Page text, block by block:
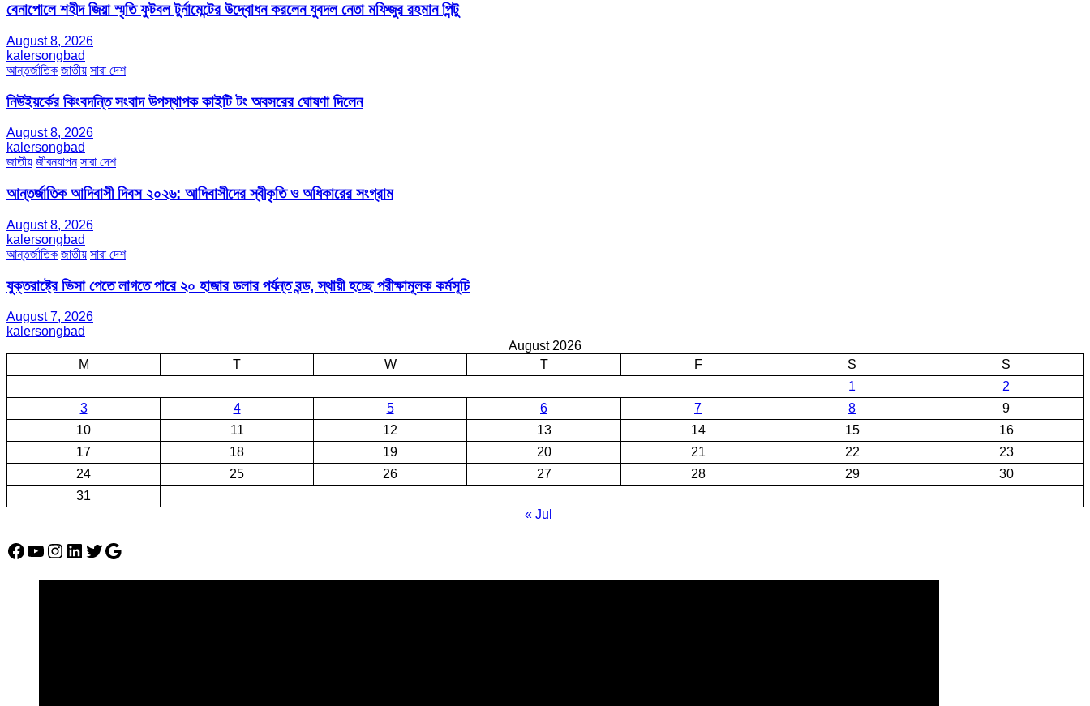
বেনাপোলে শহীদ জিয়া স্মৃতি ফুটবল টুর্নামেন্টের উদ্বোধন করলেন যুবদল নেতা মফিজুর রহমান পিন্টু
August 8, 2026
kalersongbad
আন্তর্জাতিক জাতীয় সারা দেশ
নিউইয়র্কের কিংবদন্তি সংবাদ উপস্থাপক কাইটি টং অবসরের ঘোষণা দিলেন
August 8, 2026
kalersongbad
জাতীয় জীবনযাপন সারা দেশ
আন্তর্জাতিক আদিবাসী দিবস ২০২৬: আদিবাসীদের স্বীকৃতি ও অধিকারের সংগ্রাম
August 8, 2026
kalersongbad
আন্তর্জাতিক জাতীয় সারা দেশ
যুক্তরাষ্ট্রে ভিসা পেতে লাগতে পারে ২০ হাজার ডলার পর্যন্ত বন্ড, স্থায়ী হচ্ছে পরীক্ষামূলক কর্মসূচি
August 7, 2026
kalersongbad
August 2026
M
T W T F S
S
1
2
3
4 5 6 7 8
9
10
11 12 13 14 15
16
17
18 19 20 21 22
23
24
25 26 27 28 29
30
31
« Jul
Facebook
YouTube
Instagram
LinkedIn
Twitter
Google